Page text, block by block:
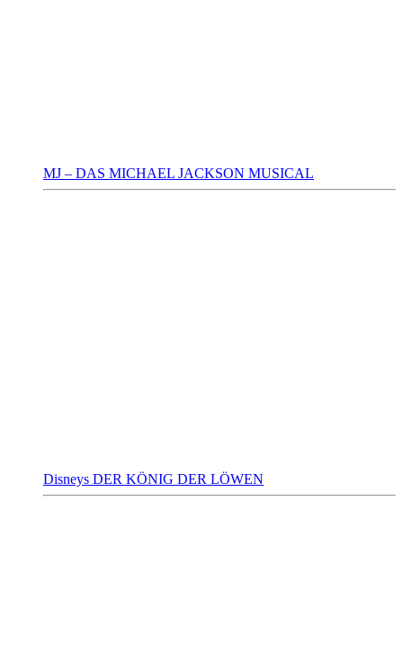
MJ – DAS MICHAEL JACKSON MUSICAL
Disneys DER KÖNIG DER LÖWEN